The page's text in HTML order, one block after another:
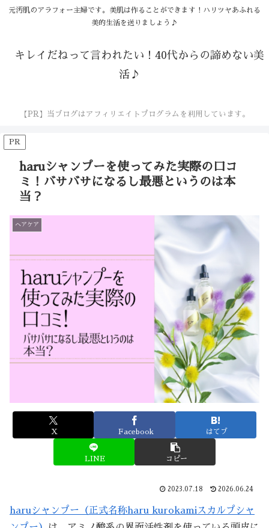
元汚肌のアラフォー主婦です。美肌は作ることができます！ハリツヤあふれる
美的生活を送りましょう♪
キレイだねって言われたい！40代からの諦めない美
活♪
【PR】当ブログはアフィリエイトプログラムを利用しています。
PR
haruシャンプーを使ってみた実際の口コ
ミ！バサバサになるし最悪というのは本
当？
ヘアケア
X Facebook はてブ
LINE コピー
2023.07.18 2026.06.24
haruシャンプー（正式名称haru kurokamiスカルプシャ